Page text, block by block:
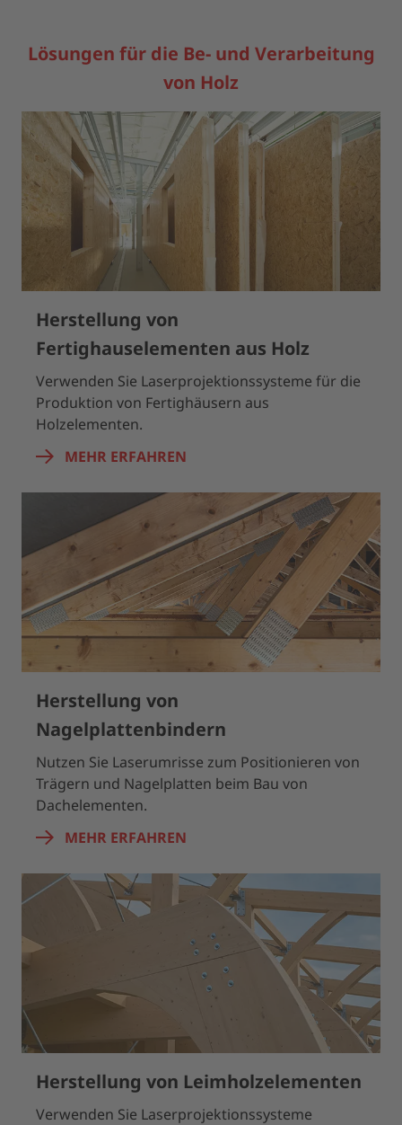
Lösungen für die Be- und Verarbeitung
von Holz
Herstellung von
Fertighauselementen aus Holz
Verwenden Sie Laserprojektionssysteme für die
Produktion von Fertighäusern aus
Holzelementen.
MEHR ERFAHREN
Herstellung von
Nagelplattenbindern
Nutzen Sie Laserumrisse zum Positionieren von
Trägern und Nagelplatten beim Bau von
Dachelementen.
MEHR ERFAHREN
Herstellung von Leimholzelementen
Verwenden Sie Laserprojektionssysteme